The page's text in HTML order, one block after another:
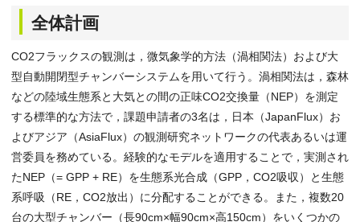
全体計画
CO2フラックスの観測は，微気象学的方法（渦相関法）および大
型自動開閉型チャンバーシステムを用いて行う。渦相関法は，森林
などの陸域生態系と大気との間の正味CO2交換量（NEP）を測定
する標準的な方法で，課題申請者の3名は，日本（JapanFlux）お
よびアジア（AsiaFlux）の観測研究ネットワークの代表あるいは運
営委員を務めている。経験的なモデルを適用することで，実測され
たNEP（= GPP + RE）を生態系光合成（GPP，CO2吸収）と生態
系呼吸（RE，CO2放出）に分配することができる。また，複数20
台の大型チャンバー（長90cm×幅90cm×高150cm）をいくつかの